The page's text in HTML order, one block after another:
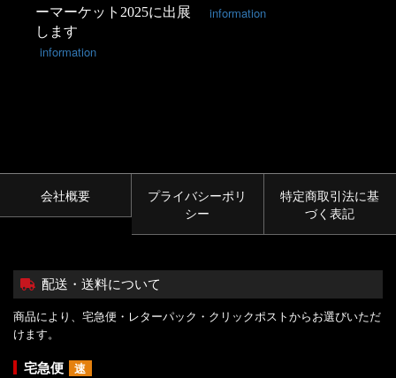
ーマーケット2025に出展
します
information
information
会社概要
プライバシーポリ
シー
特定商取引法に基
づく表記
配送・送料について
商品により、宅急便・レターパック・クリックポストからお選びいただ
けます。
宅急便
速